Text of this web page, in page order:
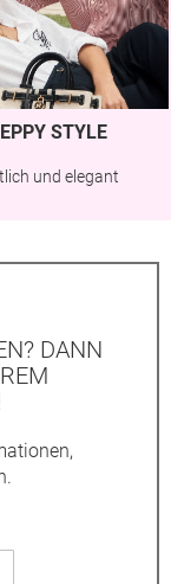
STYLE
und elegant
DANN